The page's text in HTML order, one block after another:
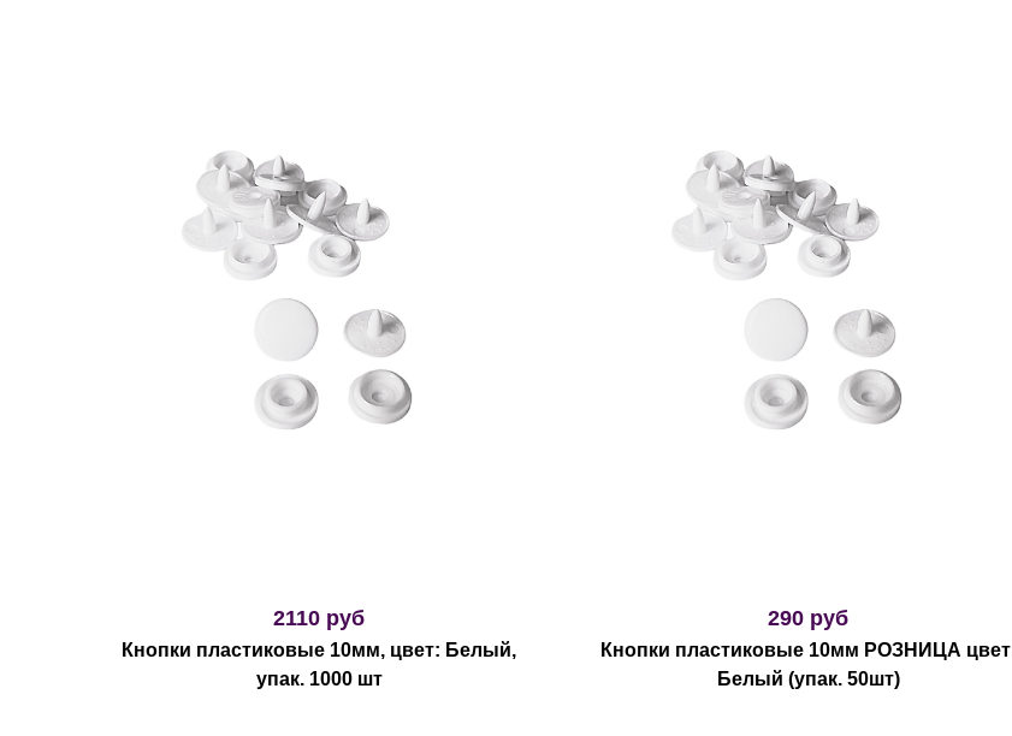
2110 руб
Кнопки пластиковые 10мм, цвет: Белый,
упак. 1000 шт
290 руб
Кнопки пластиковые 10мм РОЗНИЦА
Белый (упак. 50шт)